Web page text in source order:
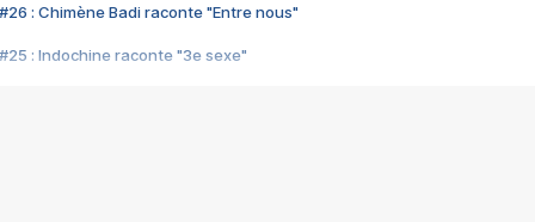
#26 : Chimène Badi raconte "Entre nous"
#25 : Indochine raconte "3e sexe"